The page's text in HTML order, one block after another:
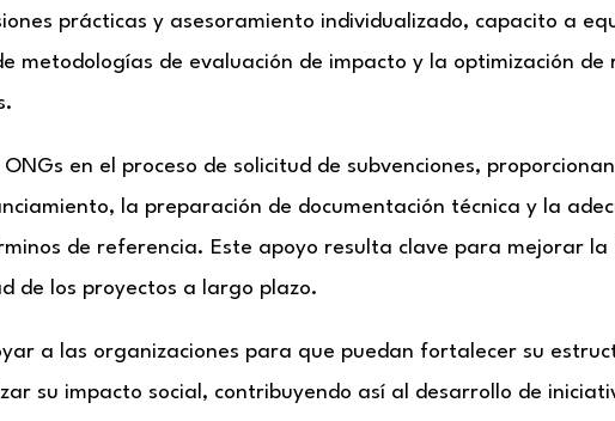
prácticas y asesoramiento individualizado, capacito a
metodologías de evaluación de impacto y la optimización
en el proceso de solicitud de subvenciones,
la preparación de documentación técnica y la
de referencia. Este apoyo resulta clave para mejorar
de los proyectos a largo plazo.
a las organizaciones para que puedan fortalecer su
su impacto social, contribuyendo así al desarrollo de